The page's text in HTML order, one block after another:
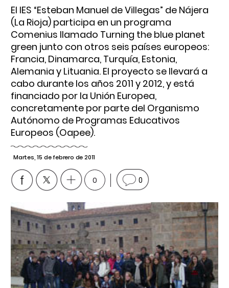
El IES “Esteban Manuel de Villegas” de Nájera
(La Rioja) participa en un programa
Comenius llamado Turning the blue planet
green junto con otros seis países europeos:
Francia, Dinamarca, Turquía, Estonia,
Alemania y Lituania. El proyecto se llevará a
cabo durante los años 2011 y 2012, y está
financiado por la Unión Europea,
concretamente por parte del Organismo
Autónomo de Programas Educativos
Europeos (Oapee).
Martes, 15 de febrero de 2011
0 0